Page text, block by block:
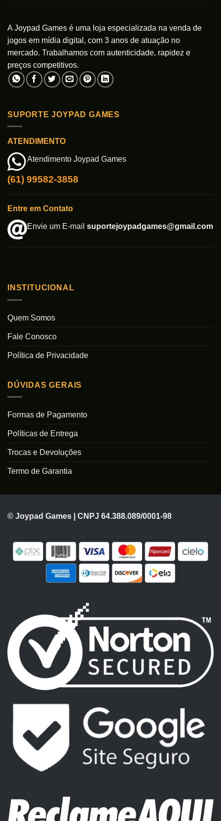
A Joypad Games é uma loja especializada na venda de
jogos em mídia digital, com 3 anos de atuação no
mercado. Trabalhamos com autenticidade, rapidez e
preços competitivos.
SUPORTE JOYPAD GAMES
ATENDIMENTO
Atendimento Joypad Games
(61) 99582-3858
Entre em Contato
Envie um E-mail suportejoypadgames@gmail.com
INSTITUCIONAL
Quem Somos
Fale Conosco
Política de Privacidade
DÚVIDAS GERAIS
Formas de Pagamento
Políticas de Entrega
Trocas e Devoluções
Termo de Garantia
© Joypad Games | CNPJ 64.388.089/0001-98